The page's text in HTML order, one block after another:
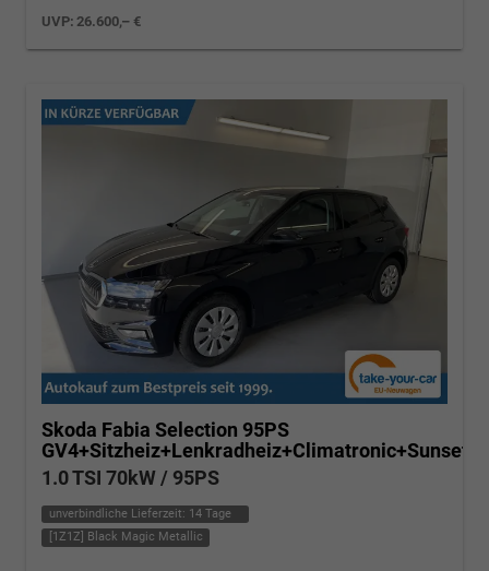
UVP:26.600,– €
Skoda Fabia Selection 95PS
1.0 TSI 70kW / 95PS
unverbindliche Lieferzeit: 14 Tage
[1Z1Z] Black Magic Metallic